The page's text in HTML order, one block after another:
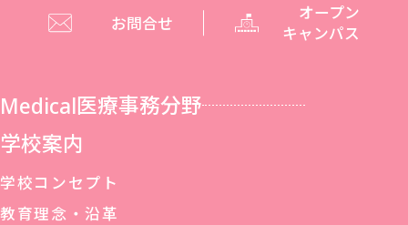
お問合せ
オープン
キャンパス
Medical医療事務分野
学校案内
学校コンセプト
教育理念・沿革